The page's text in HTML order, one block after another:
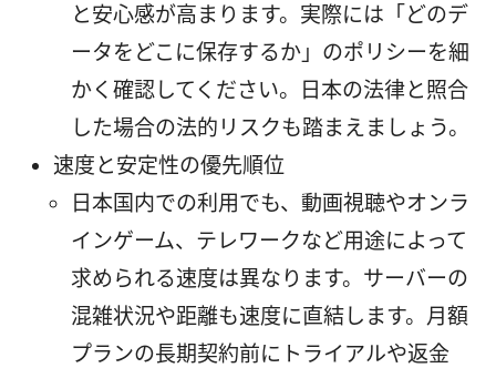
と安心感が高まります。実際には「どのデ
ータをどこに保存するか」のポリシーを細
かく確認してください。日本の法律と照合
した場合の法的リスクも踏まえましょう。
速度と安定性の優先順位
日本国内での利用でも、動画視聴やオンラ
インゲーム、テレワークなど用途によって
求められる速度は異なります。サーバーの
混雑状況や距離も速度に直結します。月額
プランの長期契約前にトライアルや返金